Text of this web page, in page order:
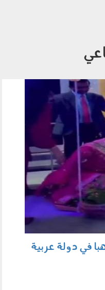
في دولة عربية